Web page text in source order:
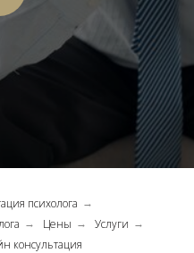
психолога →
→ Цены → Услуги →
консультация